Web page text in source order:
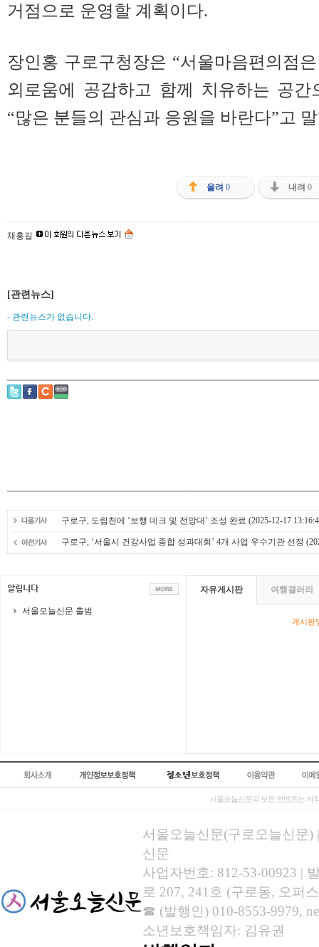
거점으로 운영할 계획이다.
장인홍 구로구청장은 “서울마음편의점
외로움에 공감하고 함께 치유하는 공간
“많은 분들의 관심과 응원을 바란다”고
올려 0 내려 0
채홍길
[관련뉴스]
- 관련뉴스가 없습니다.
구로구, 도림천에 ‘보행 데크 및 전망대’ 조성 완료 (2025-12-17
구로구, ‘서울시 건강사업 종합 성과대회’ 4개 사업 우수기관 선정
서울오늘신문 출범
자유게시판 여행갤러리
게시판
서울오늘신문의 모든 컨텐츠는 저
서울오늘신문(구로오늘신문)
신문
사업자번호: 812-53-00923 |
로 207, 241호 (구로동, 오퍼
☎ (발행인) 010-8553-9979,
소년보호책임자: 김유권